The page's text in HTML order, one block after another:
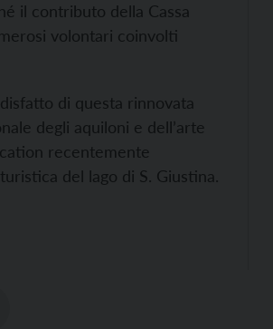
il contributo della Cassa
volontari coinvolti
di questa rinnovata
degli aquiloni e dell’arte
recentemente
del lago di S. Giustina.